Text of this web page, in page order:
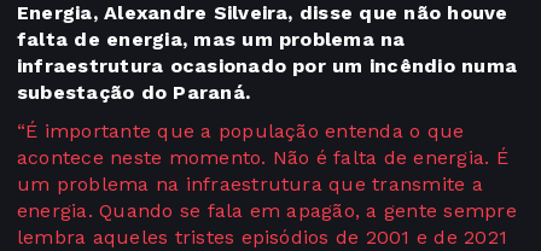
Energia, Alexandre Silveira, disse que não houve
falta de energia, mas um problema na
infraestrutura ocasionado por um incêndio numa
subestação do Paraná.
“É importante que a população entenda o que
acontece neste momento. Não é falta de energia. É
um problema na infraestrutura que transmite a
energia. Quando se fala em apagão, a gente sempre
lembra aqueles tristes episódios de 2001 e de 2021